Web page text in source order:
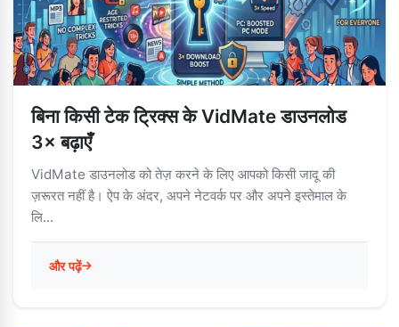
बिना किसी टेक ट्रिक्स के VidMate डाउनलोड
3× बढ़ाएँ
VidMate डाउनलोड को तेज़ करने के लिए आपको किसी जादू की
ज़रूरत नहीं है। ऐप के अंदर, अपने नेटवर्क पर और अपने इस्तेमाल के
लि...
और पढ़ें